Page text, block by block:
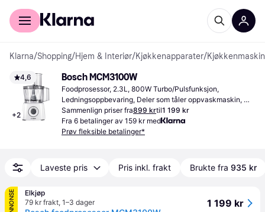
For kunder
Klarna/Shopping/Hjem & Interiør/Kjøkkenapparater/
4,6
+2
Bosch MCM3100W
Foodprosessor, 2.3L, 800W Turbo/Pulsfunksjon,
Ledningsoppbevaring, Deler som tåler oppvaskmaskin,
Trinnløs, Lokk med mater
Sammenlign priser fra899 krtil1 199 kr
Fra 6 betalinger av 159 kr med
Prøv fleksible betalinger*
Laveste pris Pris inkl. frakt Brukte fra 935 kr
ANNONSE
Elkjøp
79 kr frakt, 1–3 dager 1 199 kr